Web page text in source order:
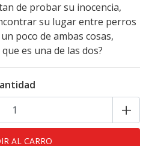
de probar su inocencia,
su lugar entre perros
poco de ambas cosas,
es una de las dos?
+